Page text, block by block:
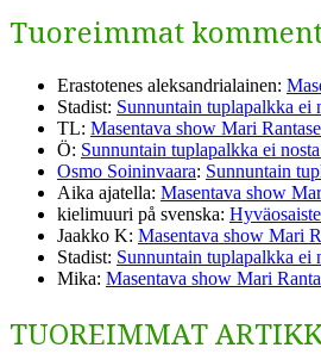
Tuoreimmat
Erastotenes aleksandrialainen:
Stadist: Sunnuntain tuplapalkka ei
TL: Masentava show Mari
Ö: Sunnuntain tuplapalkka ei
Osmo Soininvaara: Sunnuntain
Aika ajatella: Masentava show
kielimuuri på svenska:
Jaakko K: Masentava show Mari
Stadist: Sunnuntain tuplapalkka ei
Mika: Masentava show Mari
TUOREIMMAT